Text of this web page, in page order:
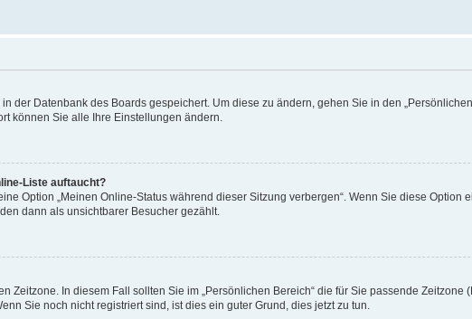
der Datenbank des Boards gespeichert. Um diese zu ändern, gehen Sie in den
können Sie alle Ihre Einstellungen ändern.
Liste auftaucht?
Option „Meinen Online-Status während dieser Sitzung verbergen“. Wenn Sie diese Option
dann als unsichtbarer Besucher gezählt.
Zeitzone. In diesem Fall sollten Sie im „Persönlichen Bereich“ die für Sie passende Zeitzone
Sie noch nicht registriert sind, ist dies ein guter Grund, dies jetzt zu tun.